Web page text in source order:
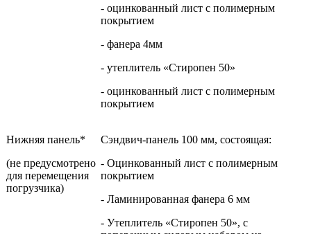
- оцинкованный лист с полимерным
покрытием
- фанера 4мм
- утеплитель «Стиропен 50»
- оцинкованный лист с полимерным
покрытием
Нижняя панель*
(не предусмотрено
для перемещения
погрузчика)
Сэндвич-панель 100 мм, состоящая:
- Оцинкованный лист с полимерным
покрытием
- Ламинированная фанера 6 мм
- Утеплитель «Стиропен 50», с